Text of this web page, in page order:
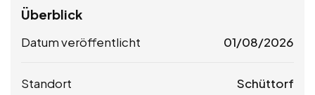
Überblick
Datum veröffentlicht 01/08/2026
Standort Schüttorf